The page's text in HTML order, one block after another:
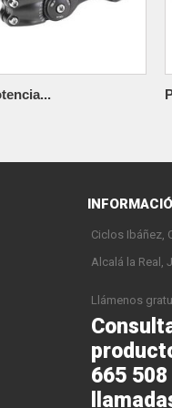
Ciclos Ibáñez,
Alcalá la Real,
Llámenos
665